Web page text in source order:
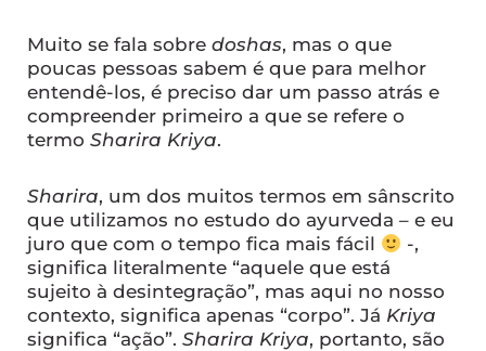
Muito se fala sobre doshas, mas o que
poucas pessoas sabem é que para melhor
entendê-los, é preciso dar um passo atrás e
compreender primeiro a que se refere o
termo Sharira Kriya.
Sharira, um dos muitos termos em sânscrito
que utilizamos no estudo do ayurveda – e eu
juro que com o tempo fica mais fácil
-,
significa literalmente “aquele que está
sujeito à desintegração”, mas aqui no nosso
contexto, significa apenas “corpo”. Já Kriya
significa “ação”. Sharira Kriya, portanto, são